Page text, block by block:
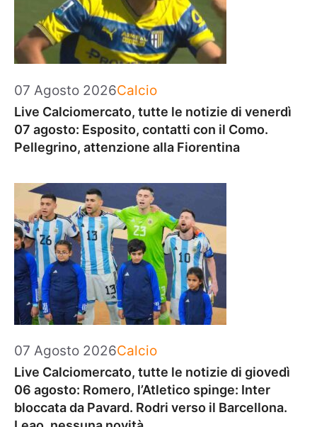
07 Agosto 2026Categorie
Calcio
Live Calciomercato, tutte le notizie di venerdì
07 agosto: Esposito, contatti con il Como.
Pellegrino, attenzione alla Fiorentina
07 Agosto 2026Categorie
Calcio
Live Calciomercato, tutte le notizie di giovedì
06 agosto: Romero, l’Atletico spinge: Inter
bloccata da Pavard. Rodri verso il Barcellona.